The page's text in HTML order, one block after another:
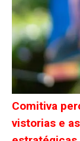
Comitiva
vistorias e